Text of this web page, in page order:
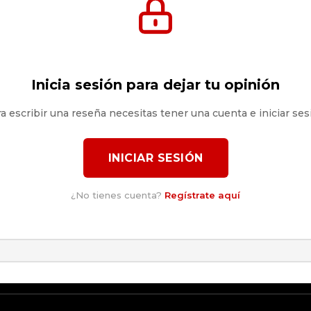
Inicia sesión para dejar tu opinión
escribir una reseña necesitas tener una cuenta e iniciar
INICIAR SESIÓN
¿No tienes cuenta? Regístrate aquí